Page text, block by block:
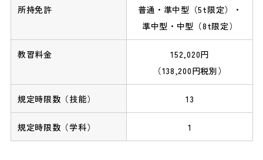
普通・準中型（5t限定）・
準中型・中型（8t限定）
152,020円
（138,200円税別）
13
1